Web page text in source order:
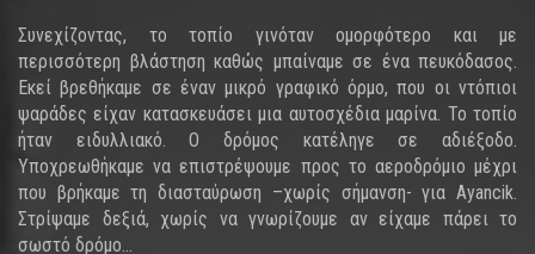
Συνεχίζοντας, το τοπίο γινόταν ομορφότερο και με
περισσότερη βλάστηση καθώς μπαίναμε σε ένα πευκόδασος.
Εκεί βρεθήκαμε σε έναν μικρό γραφικό όρμο, που οι ντόπιοι
ψαράδες είχαν κατασκευάσει μια αυτοσχέδια μαρίνα. Το τοπίο
ήταν ειδυλλιακό. Ο δρόμος κατέληγε σε αδιέξοδο.
Υποχρεωθήκαμε να επιστρέψουμε προς το αεροδρόμιο μέχρι
που βρήκαμε τη διασταύρωση –χωρίς σήμανση- για Ayancik.
Στρίψαμε δεξιά, χωρίς να γνωρίζουμε αν είχαμε πάρει το
σωστό δρόμο...